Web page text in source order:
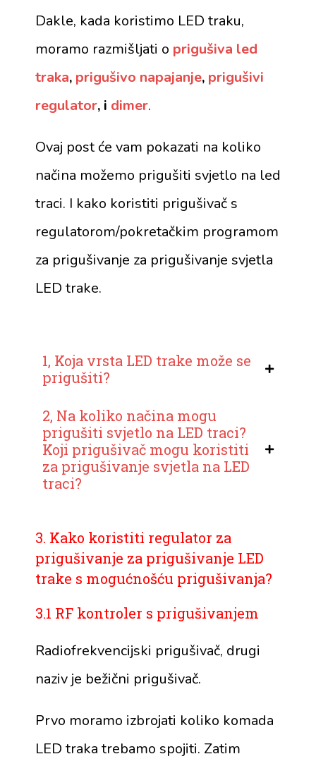
Dakle, kada koristimo LED traku,
moramo razmišljati o prigušiva led
traka, prigušivo napajanje, prigušivi
regulator, i dimer.
Ovaj post će vam pokazati na koliko
načina možemo prigušiti svjetlo na led
traci. I kako koristiti prigušivač s
regulatorom/pokretačkim programom
za prigušivanje za prigušivanje svjetla
LED trake.
1, Koja vrsta LED trake može se
prigušiti?
2, Na koliko načina mogu
prigušiti svjetlo na LED traci?
Koji prigušivač mogu koristiti
za prigušivanje svjetla na LED
traci?
3. Kako koristiti regulator za
prigušivanje za prigušivanje LED
trake s mogućnošću prigušivanja?
3.1 RF kontroler s prigušivanjem
Radiofrekvencijski prigušivač, drugi
naziv je bežični prigušivač.
Prvo moramo izbrojati koliko komada
LED traka trebamo spojiti. Zatim